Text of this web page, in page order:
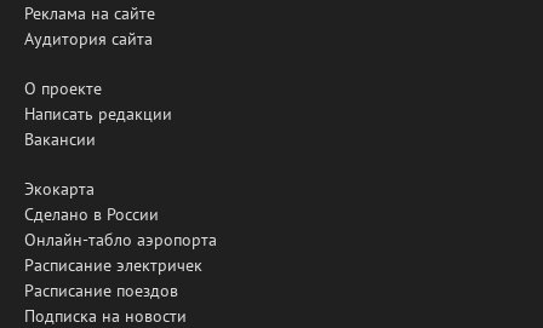
Реклама на сайте
Аудитория сайта
О проекте
Написать редакции
Вакансии
Экокарта
Сделано в России
Онлайн-табло аэропорта
Расписание электричек
Расписание поездов
Подписка на новости